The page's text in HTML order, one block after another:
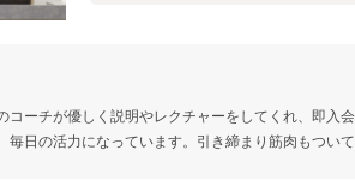
コーチが優しく説明やレクチャーをしてくれ、即入
毎日の活力になっています。引き締まり筋肉もつい